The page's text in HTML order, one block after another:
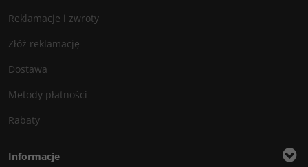
Reklamacje i zwroty
Złóż reklamację
Dostawa
Metody płatności
Rabaty
Informacje